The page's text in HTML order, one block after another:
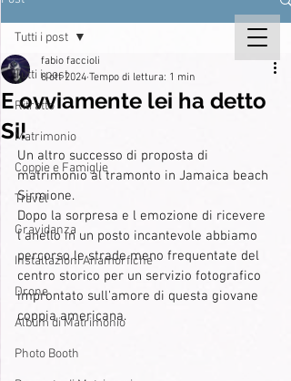
Tutti i post
Ritratto
Matrimonio
Coppie e Famiglie
Travel
Gravidanza
Installazioni Anamorfiche
Drone
Album di Matrimonio
Photo Booth
Tutti i post
E ovviamente lei ha detto
Si!
fabio faccioli
8 ott 2024 Tempo di lettura: 1 min
Un altro successo di proposta di
matrimonio al tramonto in Jamaica beach
Sirmione.
Dopo la sorpresa e l emozione di ricevere
l anello in un posto incantevole abbiamo
percorso le strade meno frequentate del
centro storico per un servizio fotografico
improntato sull'amore di questa giovane
coppia americana.